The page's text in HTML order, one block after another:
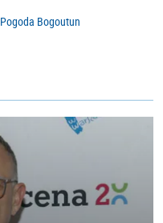
Pogoda Bogoutun